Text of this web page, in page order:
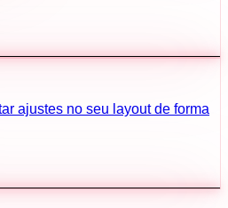
ajustes no seu layout de forma